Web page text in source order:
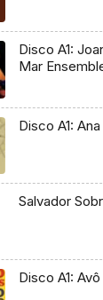
Disco A1:
Mar
Disco A1:
Salvador
Disco A1: